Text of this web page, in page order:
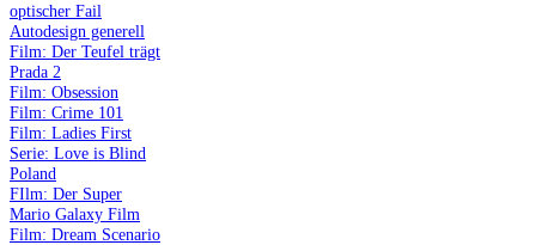
optischer Fail
Autodesign generell
Film: Der Teufel trägt
Prada 2
Film: Obsession
Film: Crime 101
Film: Ladies First
Serie: Love is Blind
Poland
FIlm: Der Super
Mario Galaxy Film
Film: Dream Scenario